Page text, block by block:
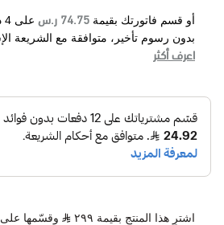
أو قسم فاتورتك بقيمة 74.75 ر.س على 4
بدون رسوم تأخير، متوافقة مع الشريعة
اعرف أكثر
اشترِ هذا المنتج بقيمة ٢٩٩